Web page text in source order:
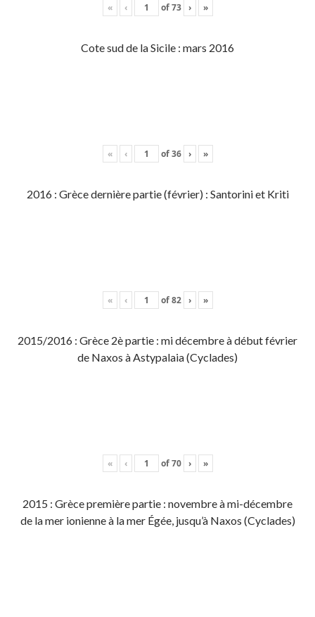
« ‹ of73 › »
Cote sud de la Sicile : mars 2016
« ‹ of36 › »
2016 : Grèce dernière partie (février) : Santorini et Kriti
« ‹ of82 › »
2015/2016 : Grèce 2è partie : mi décembre à début février
de Naxos à Astypalaia (Cyclades)
« ‹ of70 › »
2015 : Grèce première partie : novembre à mi-décembre
de la mer ionienne à la mer Égée, jusqu’à Naxos (Cyclades)